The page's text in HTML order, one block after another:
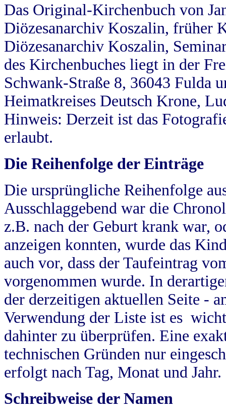
Das Original-Kirchenbuch von
Diözesanarchiv Koszalin, früher
Diözesanarchiv Koszalin,
des Kirchenbuches liegt in der
Schwank-Straße 8, 36043 Fulda
Heimatkreises Deutsch Krone,
Hinweis: Derzeit ist das
erlaubt.
Die Reihenfolge der Einträge
Die ursprüngliche Reihenfolge
Ausschlaggebend war die
z.B. nach der Geburt krank war,
anzeigen konnten, wurde das
auch vor, dass der Taufeintrag
vorgenommen wurde. In
der derzeitigen aktuellen Seite -
Verwendung der Liste ist es
dahinter zu überprüfen. Eine
technischen Gründen nur
erfolgt nach Tag, Monat und Jahr.
Schreibweise der Namen